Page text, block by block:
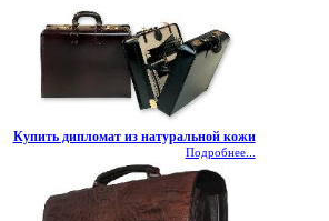
Купить дипломат из натуральной кожи
Подробнее...